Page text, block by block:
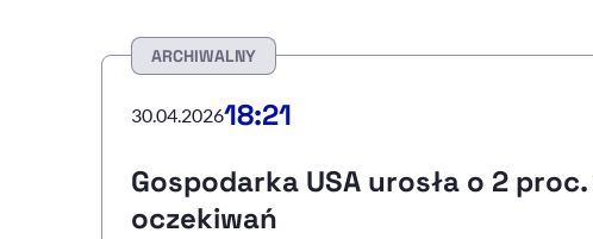
ARCHIWALNY
30.04.202618:21
Gospodarka USA urosła o 2
oczekiwań